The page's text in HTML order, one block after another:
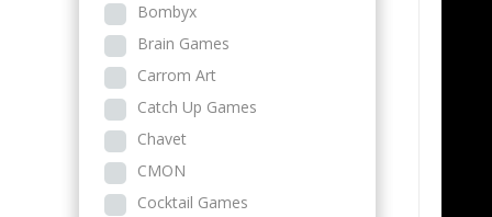
Bombyx
Brain Games
Carrom Art
Catch Up Games
Chavet
CMON
Cocktail Games